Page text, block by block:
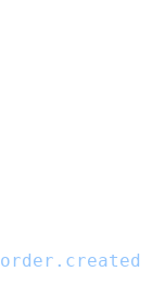
order.created